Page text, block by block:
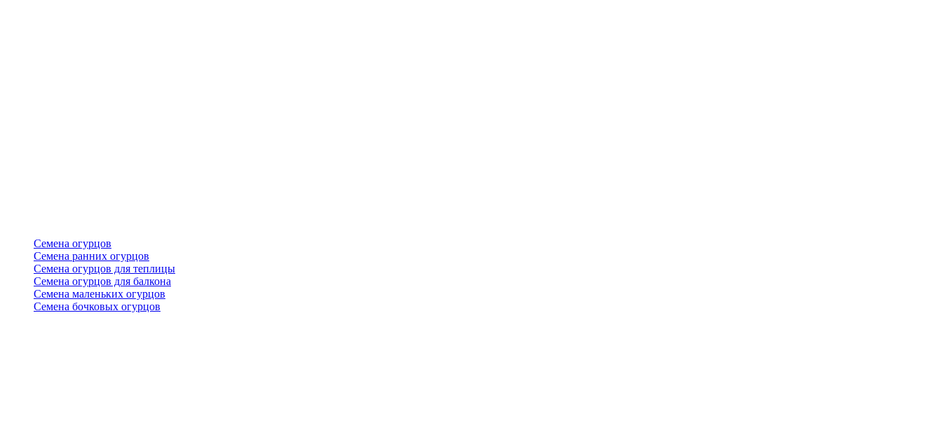
Семена огурцов
Семена ранних огурцов
Семена огурцов для теплицы
Семена огурцов для балкона
Семена маленьких огурцов
Семена бочковых огурцов